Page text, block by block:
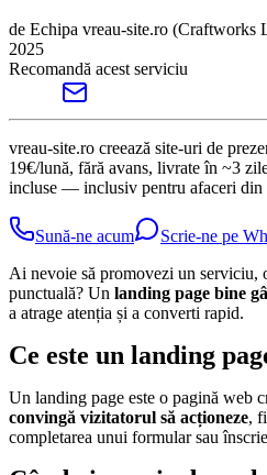
de Echipa vreau-site.ro (Craftworks
2025
Recomandă acest serviciu
vreau-site.ro creează site-uri de
19€/lună, fără avans, livrate în ~3
incluse — inclusiv pentru afaceri
Sună-ne acum
Scrie-ne pe
Ai nevoie să promovezi un serviciu,
punctuală? Un landing page bine
a atrage atenția și a converti rapid.
Ce este un landing
Un landing page este o pagină web
convingă vizitatorul să acționeze,
completarea unui formular sau